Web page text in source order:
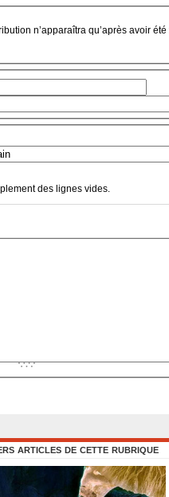
n’apparaîtra qu’après avoir
des lignes vides.
articles de cette rubrique